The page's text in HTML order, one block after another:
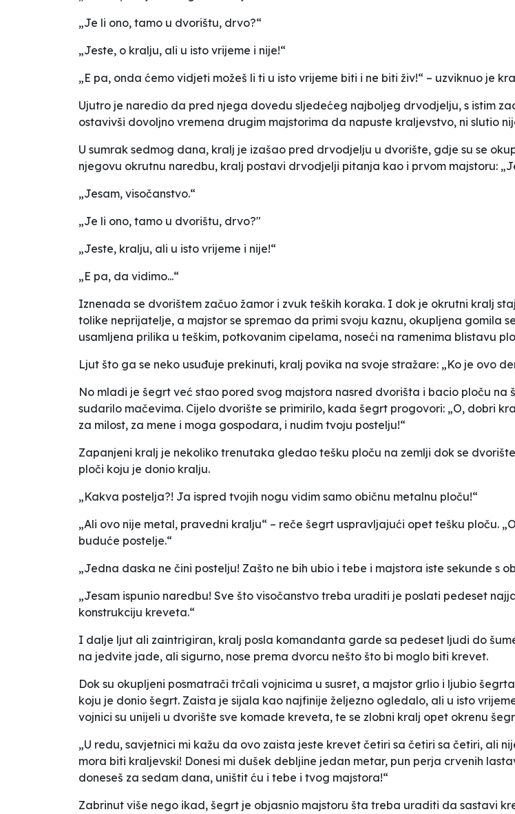
„Je li ono, tamo u dvorištu, drvo?“
„Jeste, o kralju, ali u isto vrijeme i nije!“
„E pa, onda ćemo vidjeti možeš li ti u isto vrijeme biti i ne biti živ!“ – uzviknuo je
Ujutro je naredio da pred njega dovedu sljedećeg najboljeg drvodjelju, s istim
ostavivši dovoljno vremena drugim majstorima da napuste kraljevstvo, ni slutio
U sumrak sedmog dana, kralj je izašao pred drvodjelju u dvorište, gdje su se
njegovu okrutnu naredbu, kralj postavi drvodjelji pitanja kao i prvom majstoru:
„Jesam, visočanstvo.“
„Je li ono, tamo u dvorištu, drvo?"
„Jeste, kralju, ali u isto vrijeme i nije!“
„E pa, da vidimo...“
Iznenada se dvorištem začuo žamor i zvuk teških koraka. I dok je okrutni kralj
tolike neprijatelje, a majstor se spremao da primi svoju kaznu, okupljena gomila
usamljena prilika u teškim, potkovanim cipelama, noseći na ramenima blistavu
Ljut što ga se neko usuđuje prekinuti, kralj povika na svoje stražare: „Ko je ovo
No mladi je šegrt već stao pored svog majstora nasred dvorišta i bacio ploču na
sudarilo mačevima. Cijelo dvorište se primirilo, kada šegrt progovori: „O, dobri
za milost, za mene i moga gospodara, i nudim tvoju postelju!“
Zapanjeni kralj je nekoliko trenutaka gledao tešku ploču na zemlji dok se
ploči koju je donio kralju.
„Kakva postelja?! Ja ispred tvojih nogu vidim samo običnu metalnu ploču!“
„Ali ovo nije metal, pravedni kralju“ – reče šegrt uspravljajući opet tešku ploču.
buduće postelje.“
„Jedna daska ne čini postelju! Zašto ne bih ubio i tebe i majstora iste sekunde s
„Jesam ispunio naredbu! Sve što visočanstvo treba uraditi je poslati pedeset
konstrukciju kreveta.“
I dalje ljut ali zaintrigiran, kralj posla komandanta garde sa pedeset ljudi do
na jedvite jade, ali sigurno, nose prema dvorcu nešto što bi moglo biti krevet.
Dok su okupljeni posmatrači trčali vojnicima u susret, a majstor grlio i ljubio
koju je donio šegrt. Zaista je sijala kao najfinije željezno ogledalo, ali u isto
vojnici su unijeli u dvorište sve komade kreveta, te se zlobni kralj opet okrenu
„U redu, savjetnici mi kažu da ovo zaista jeste krevet četiri sa četiri sa četiri, ali
mora biti kraljevski! Donesi mi dušek debljine jedan metar, pun perja crvenih
doneseš za sedam dana, uništit ću i tebe i tvog majstora!“
Zabrinut više nego ikad, šegrt je objasnio majstoru šta treba uraditi da sastavi